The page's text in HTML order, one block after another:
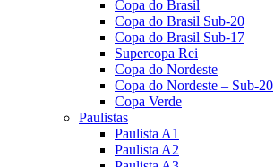
Copa do Brasil
Copa do Brasil Sub-20
Copa do Brasil Sub-17
Supercopa Rei
Copa do Nordeste
Copa do Nordeste – Sub-20
Copa Verde
Paulistas
Paulista A1
Paulista A2